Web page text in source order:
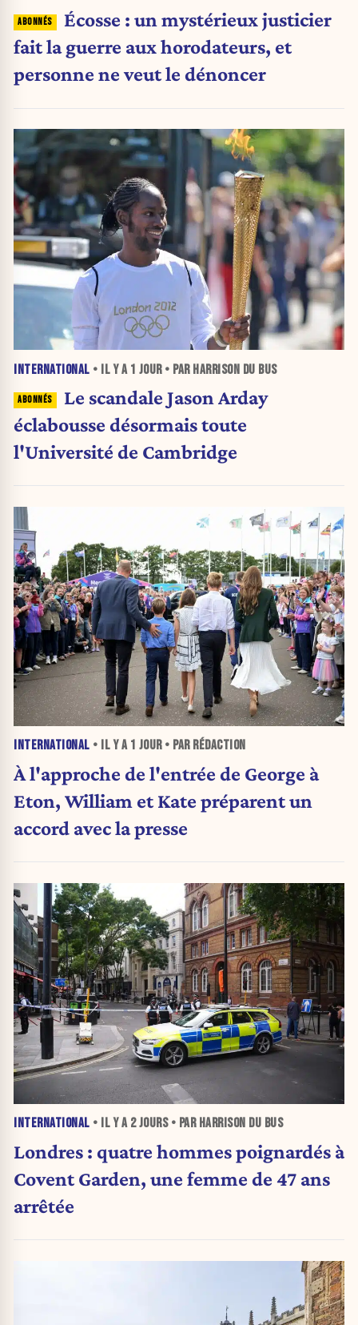
Écosse : un mystérieux justicier
fait la guerre aux horodateurs, et
personne ne veut le dénoncer
INTERNATIONAL • IL Y A 1 JOUR• PAR HARRISON DU BUS
Le scandale Jason Arday
éclabousse désormais toute
l'Université de Cambridge
INTERNATIONAL • IL Y A 1 JOUR• PAR RÉDACTION
À l'approche de l'entrée de George à
Eton, William et Kate préparent un
accord avec la presse
INTERNATIONAL • IL Y A 2 JOURS• PAR HARRISON DU BUS
Londres : quatre hommes poignardés à
Covent Garden, une femme de 47 ans
arrêtée